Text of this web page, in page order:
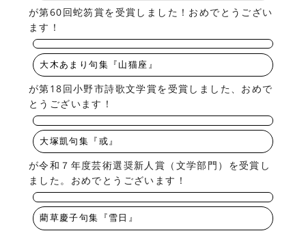
が第60回蛇笏賞を受賞しました！おめでとうござい
ます！
大木あまり句集『山猫座』
が第18回小野市詩歌文学賞を受賞しました、おめで
とうございます！
大塚凱句集『或』
が令和７年度芸術選奨新人賞（文学部門）を受賞し
ました。おめでとうございます！
藺草慶子句集『雪日』